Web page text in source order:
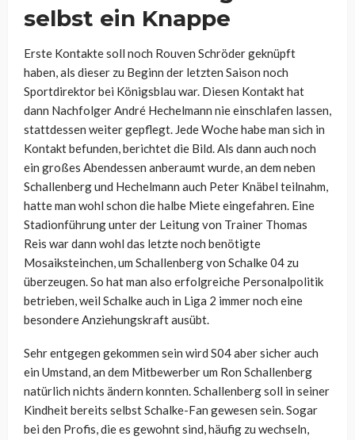
selbst ein Knappe
Erste Kontakte soll noch Rouven Schröder geknüpft
haben, als dieser zu Beginn der letzten Saison noch
Sportdirektor bei Königsblau war. Diesen Kontakt hat
dann Nachfolger André Hechelmann nie einschlafen lassen,
stattdessen weiter gepflegt. Jede Woche habe man sich in
Kontakt befunden, berichtet die Bild. Als dann auch noch
ein großes Abendessen anberaumt wurde, an dem neben
Schallenberg und Hechelmann auch Peter Knäbel teilnahm,
hatte man wohl schon die halbe Miete eingefahren. Eine
Stadionführung unter der Leitung von Trainer Thomas
Reis war dann wohl das letzte noch benötigte
Mosaiksteinchen, um Schallenberg von Schalke 04 zu
überzeugen. So hat man also erfolgreiche Personalpolitik
betrieben, weil Schalke auch in Liga 2 immer noch eine
besondere Anziehungskraft ausübt.
Sehr entgegen gekommen sein wird S04 aber sicher auch
ein Umstand, an dem Mitbewerber um Ron Schallenberg
natürlich nichts ändern konnten. Schallenberg soll in seiner
Kindheit bereits selbst Schalke-Fan gewesen sein. Sogar
bei den Profis, die es gewohnt sind, häufig zu wechseln,